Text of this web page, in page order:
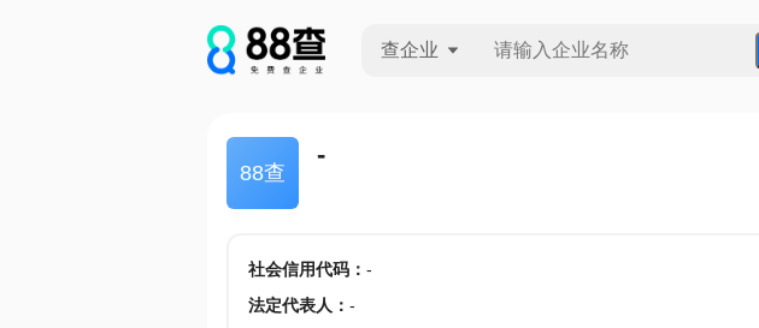
查企业
88查
-
社会信用代码： -
法定代表人 ： -